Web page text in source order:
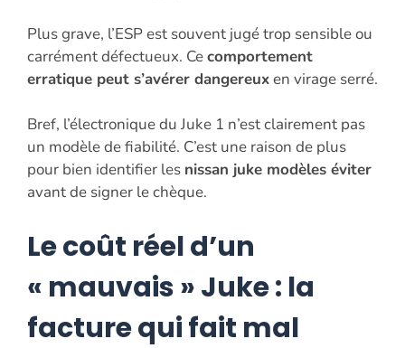
Plus grave, l’ESP est souvent jugé trop sensible ou
carrément défectueux. Cecomportement
erratique peut s’avérer dangereuxen virage serré.
Bref, l’électronique du Juke 1 n’est clairement pas
un modèle de fiabilité. C’est une raison de plus
pour bien identifier les nissan juke modèles éviter
avant de signer le chèque.
Le coût réel d’un
« mauvais » Juke : la
facture qui fait mal